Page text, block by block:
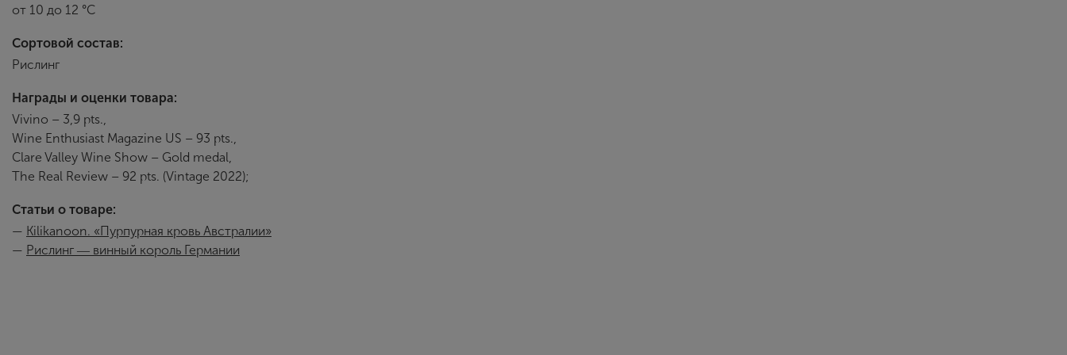
от 10 до 12 °С
Сортовой состав:
Рислинг
Награды и оценки товара:
Vivino – 3,9 pts.,
Wine Enthusiast Magazine US – 93 pts.,
Clare Valley Wine Show – Gold medal,
The Real Review – 92 pts. (Vintage 2022);
Статьи о товаре:
— Kilikanoon. «Пурпурная кровь Австралии»
— Рислинг ― винный король Германии